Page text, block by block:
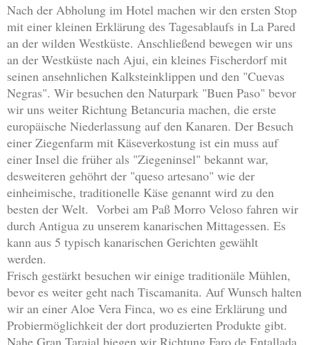
Nach der Abholung im Hotel machen wir den ersten Stop
mit einer kleinen Erklärung des Tagesablaufs in La Pared
an der wilden Westküste. Anschließend bewegen wir uns
an der Westküste nach Ajui, ein kleines Fischerdorf mit
seinen ansehnlichen Kalksteinklippen und den "Cuevas
Negras". Wir besuchen den Naturpark "Buen Paso" bevor
wir uns weiter Richtung Betancuria machen, die erste
europäische Niederlassung auf den Kanaren. Der Besuch
einer Ziegenfarm mit Käseverkostung ist ein muss auf
einer Insel die früher als "Ziegeninsel" bekannt war,
desweiteren gehöhrt der "queso artesano" wie der
einheimische, traditionelle Käse genannt wird zu den
besten der Welt. Vorbei am Paß Morro Veloso fahren wir
durch Antigua zu unserem kanarischen Mittagessen. Es
kann aus 5 typisch kanarischen Gerichten gewählt
werden.
Frisch gestärkt besuchen wir einige traditionäle Mühlen,
bevor es weiter geht nach Tiscamanita. Auf Wunsch halten
wir an einer Aloe Vera Finca, wo es eine Erklärung und
Probiermöglichkeit der dort produzierten Produkte gibt.
Nahe Gran Tarajal biegen wir Richtung Faro de Entallada